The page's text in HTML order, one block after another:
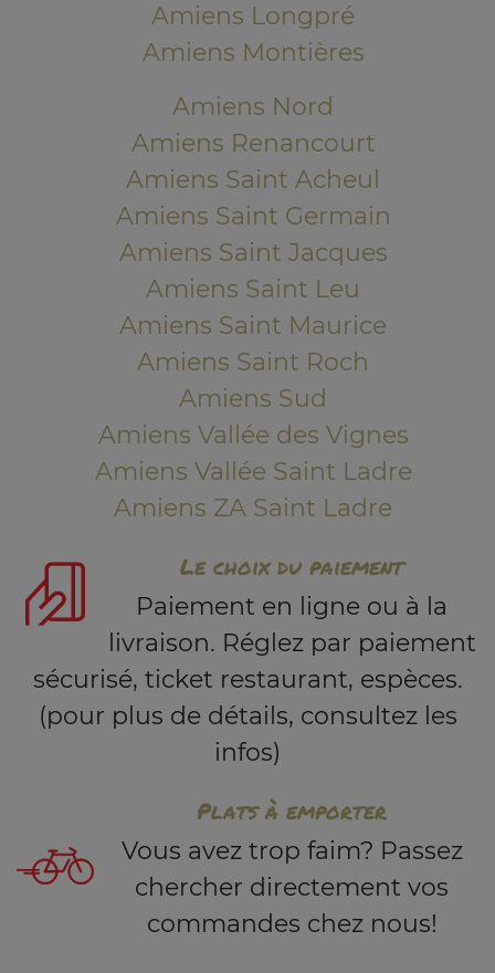
Amiens Longpré
Amiens Montières
Amiens Nord
Amiens Renancourt
Amiens Saint Acheul
Amiens Saint Germain
Amiens Saint Jacques
Amiens Saint Leu
Amiens Saint Maurice
Amiens Saint Roch
Amiens Sud
Amiens Vallée des Vignes
Amiens Vallée Saint Ladre
Amiens ZA Saint Ladre
Le choix du paiement
Paiement en ligne ou à la
livraison. Réglez par paiement
sécurisé, ticket restaurant, espèces.
(pour plus de détails, consultez les
infos)
Plats à emporter
Vous avez trop faim? Passez
chercher directement vos
commandes chez nous!